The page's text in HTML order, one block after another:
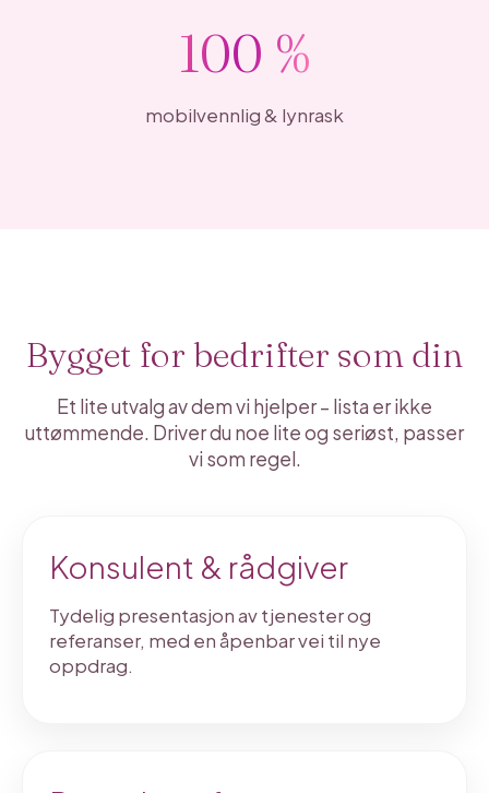
100 %
mobilvennlig & lynrask
Bygget for bedrifter som din
Et lite utvalg av dem vi hjelper – lista er ikke
uttømmende. Driver du noe lite og seriøst, passer
vi som regel.
Konsulent & rådgiver
Tydelig presentasjon av tjenester og
referanser, med en åpenbar vei til nye
oppdrag.